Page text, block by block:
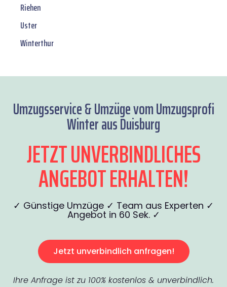
Riehen
Uster
Winterthur
Umzugsservice & Umzüge vom Umzugsprofi
Winter aus Duisburg
JETZT UNVERBINDLICHES
ANGEBOT ERHALTEN!
✓ Günstige Umzüge ✓ Team aus Experten ✓
Angebot in 60 Sek. ✓
Jetzt unverbindlich anfragen!
Ihre Anfrage ist zu 100% kostenlos & unverbindlich.